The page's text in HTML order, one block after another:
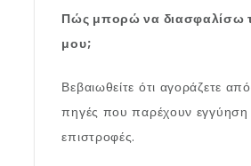
Πώς μπορώ να διασφαλίσω
μου;
Βεβαιωθείτε ότι αγοράζετε
πηγές που παρέχουν εγγύηση
επιστροφές.